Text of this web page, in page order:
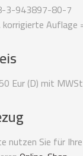
3-943897-80-7
korrigierte Auflage
Eur (D) mit
nutzen Sie für